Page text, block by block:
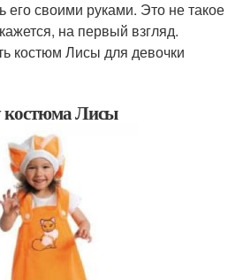
его своими руками. Это не такое
на первый взгляд.
костюм Лисы для девочки
костюма Лисы